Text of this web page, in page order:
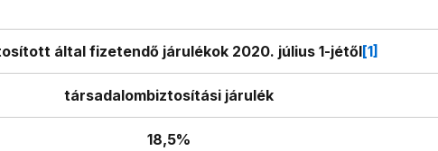
által fizetendő járulékok 2020. július 1-jétől[1]
társadalombiztosítási járulék
18,5%